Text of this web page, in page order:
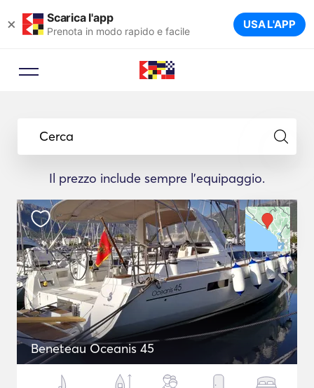
× Scarica l'app
Prenota in modo rapido e facile USA L'APP
Cerca
Il prezzo include sempre l'equipaggio.
Beneteau Oceanis 45